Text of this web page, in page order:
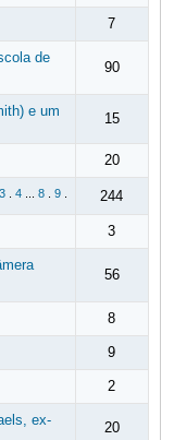
7
de
90
e um
15
20
3. 4... 8. 9. 244
3
56
8
9
2
ex-
20